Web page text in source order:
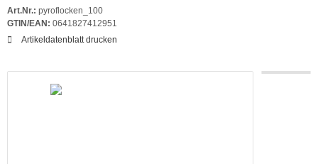
Art.Nr.: pyroflocken_100
GTIN/EAN: 0641827412951
Artikeldatenblatt drucken